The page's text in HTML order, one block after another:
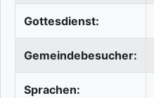
Gottesdienst:
Gemeindebesucher:
Sprachen: